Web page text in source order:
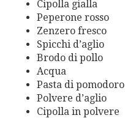
Cipolla gialla
Peperone rosso
Zenzero fresco
Spicchi d’aglio
Brodo di pollo
Acqua
Pasta di pomodoro
Polvere d’aglio
Cipolla in polvere